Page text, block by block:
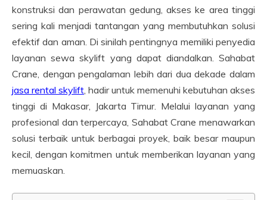
konstruksi dan perawatan gedung, akses ke area tinggi
sering kali menjadi tantangan yang membutuhkan solusi
efektif dan aman. Di sinilah pentingnya memiliki penyedia
layanan sewa skylift yang dapat diandalkan. Sahabat
Crane, dengan pengalaman lebih dari dua dekade dalam
jasa rental skylift, hadir untuk memenuhi kebutuhan akses
tinggi di Makasar, Jakarta Timur. Melalui layanan yang
profesional dan terpercaya, Sahabat Crane menawarkan
solusi terbaik untuk berbagai proyek, baik besar maupun
kecil, dengan komitmen untuk memberikan layanan yang
memuaskan.